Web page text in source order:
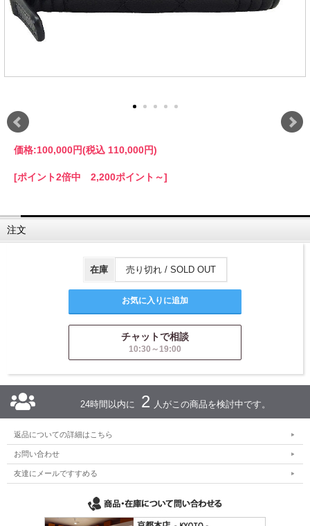
価格:100,000円(税込 110,000円)
[ポイント2倍中 2,200ポイント～]
注文
在庫 売り切れ / SOLD OUT
チャットで相談
10:30～19:00
24時間以内に 2 人がこの商品を検討中です。
返品についての詳細はこちら
お問い合わせ
友達にメールですすめる